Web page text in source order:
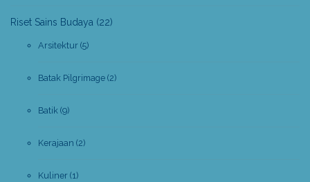
Riset Sains Budaya (22)
Arsitektur (5)
Batak Pilgrimage (2)
Batik (9)
Kerajaan (2)
Kuliner (1)